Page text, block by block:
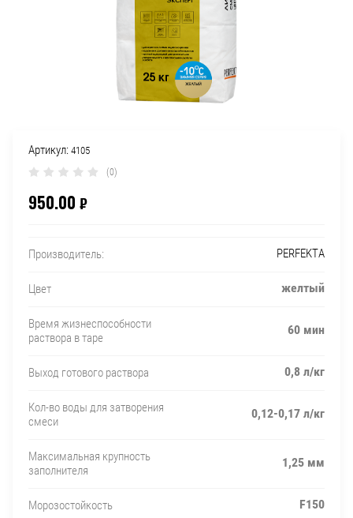
Артикул: 4105
(0)
950.00 ₽
Производитель: PERFEKTA
Цвет желтый
Время жизнеспособности
раствора в таре
60 мин
Выход готового раствора 0,8 л/кг
Кол-во воды для затворения
смеси
0,12-0,17 л/кг
Максимальная крупность
заполнителя
1,25 мм
Морозостойкость F150